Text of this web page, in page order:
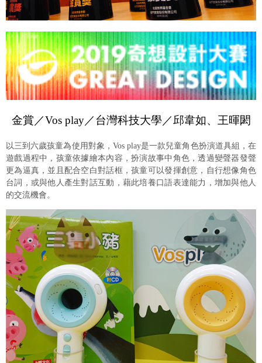
金賞／Vos play／台灣科技大學／邱韋如、王暉閎
以三到六歲孩童為使用對象，Vos play是一款兒童角色扮演道具組，在
遊戲過程中，孩童依據繪本內容，扮演故事中角色，透過變聲器發聲
更為逼真，並且配合空白對話框，孩童可以發揮創意，自行想像角色
台詞，或與他人產生對話互動，藉此培養口語表達能力，增加與他人
的交流機會。